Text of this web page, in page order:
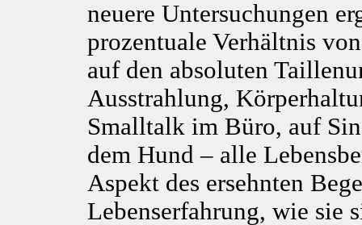
neuere Untersuchungen
prozentuale Verhältnis
auf den absoluten
Ausstrahlung,
Smalltalk im Büro, auf
dem Hund – alle
Aspekt des ersehnten
Lebenserfahrung, wie sie